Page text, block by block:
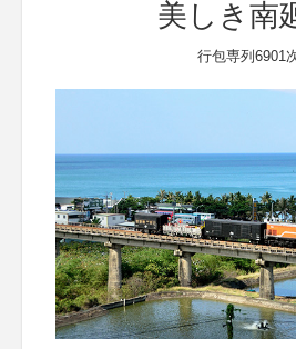
美しき南
行包専列6901